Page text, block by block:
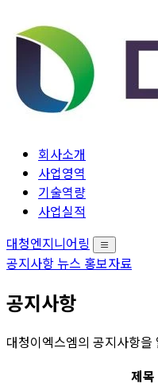
회사소개
사업영역
기술역량
사업실적
대청엔지니어링
공지사항뉴스 홍보자료
공지사항
대청이엑스엠의 공지사항
제목